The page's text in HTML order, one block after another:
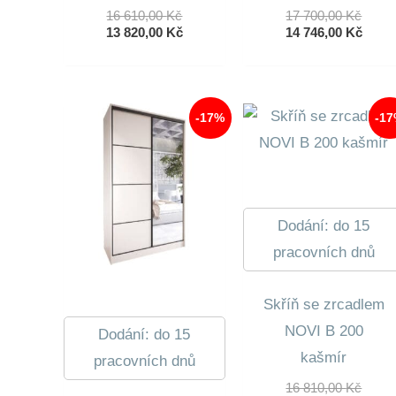
16 610,00KčPůvodní
Cena
13 820,00 KčAktuální
820,00 Kč.
17 700,00Kč
Cena
14 746,00 Kč
-17%
Dodání: do 15
pracovních dnů
-
Dodání: do 15
pracovních dnů
Skříň se zrcadlem
NOVI B 200
kašmír
16 810,00Kč